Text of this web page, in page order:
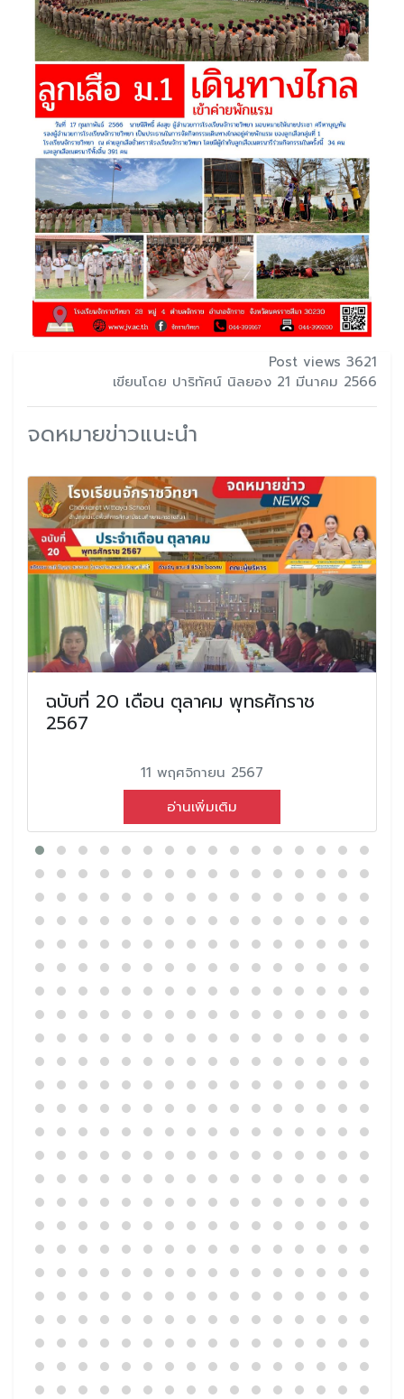
Post views 3621
เขียนโดย ปาริทัศน์ นิลยอง 21 มีนาคม 2566
จดหมายข่าวแนะนำ
ฉบับที่ 20 เดือน ตุลาคม พุทธศักราช
2567
11 พฤศจิกายน 2567
อ่านเพิ่มเติม